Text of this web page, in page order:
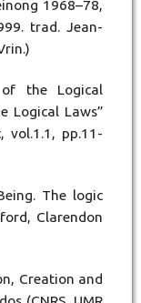
1968–78,
trad. Jean-
the Logical
Logical Laws”
vol.1.1, pp.11-
The logic
Clarendon
Creation and